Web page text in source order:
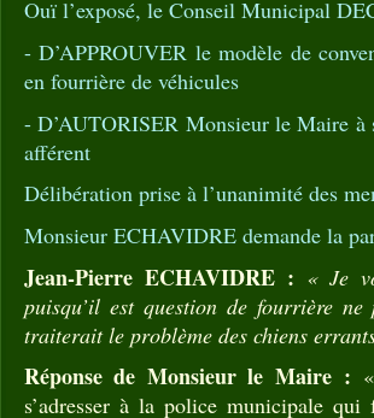
Ouï l’exposé, le Conseil Municipal
- D’APPROUVER le modèle de
en fourrière de véhicules
- D’AUTORISER Monsieur le Maire à
afférent
Délibération prise à l’unanimité des
Monsieur ECHAVIDRE demande la
Jean-Pierre ECHAVIDRE : « Je
puisqu’il est question de fourrière
traiterait le problème des chiens
Réponse de Monsieur le Maire :
s’adresser à la police municipale